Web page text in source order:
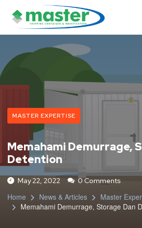
MASTER EXPERTISE
Memahami Demurrage,
Detention
May 22, 2022 0 Comments
Home News & Articles
Master
Memahami Demurrage, Storage Dan